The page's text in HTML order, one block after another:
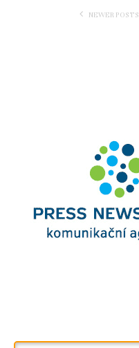
NEWER POSTS